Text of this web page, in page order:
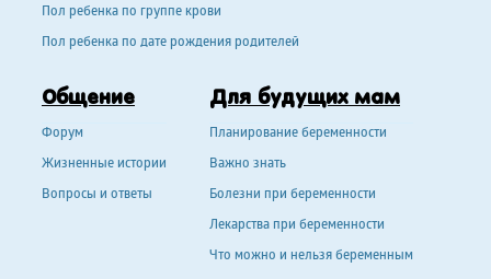
Пол ребенка по группе крови
Пол ребенка по дате рождения родителей
Общение
Форум
Жизненные истории
Вопросы и ответы
Для будущих мам
Планирование беременности
Важно знать
Болезни при беременности
Лекарства при беременности
Что можно и нельзя беременным